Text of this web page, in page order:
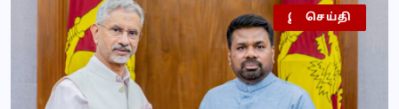
அரசியல்
இலங்கை
செய்தி